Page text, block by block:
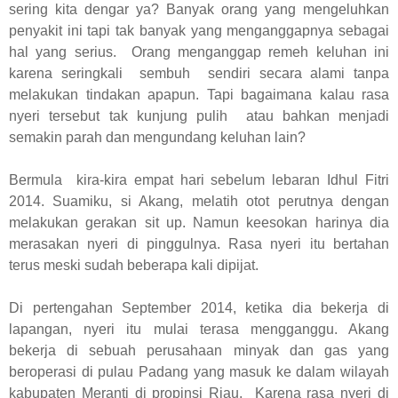
sering kita dengar ya? Banyak orang yang mengeluhkan
penyakit ini tapi tak banyak yang menganggapnya sebagai
hal yang serius. Orang menganggap remeh keluhan ini
karena seringkali sembuh sendiri secara alami tanpa
melakukan tindakan apapun. Tapi bagaimana kalau rasa
nyeri tersebut tak kunjung pulih atau bahkan menjadi
semakin parah dan mengundang keluhan lain?
Bermula kira-kira empat hari sebelum lebaran Idhul Fitri
2014. Suamiku, si Akang, melatih otot perutnya dengan
melakukan gerakan sit up. Namun keesokan harinya dia
merasakan nyeri di pinggulnya. Rasa nyeri itu bertahan
terus meski sudah beberapa kali dipijat.
Di pertengahan September 2014, ketika dia bekerja di
lapangan, nyeri itu mulai terasa mengganggu. Akang
bekerja di sebuah perusahaan minyak dan gas yang
beroperasi di pulau Padang yang masuk ke dalam wilayah
kabupaten Meranti di propinsi Riau. Karena rasa nyeri di